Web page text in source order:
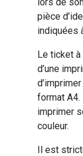
pièce
indiquées
Le ticket
d’une
format
imprimer
couleur.
Il est